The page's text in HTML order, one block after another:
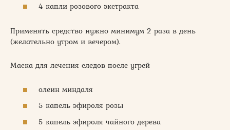
4 капли розового экстракта
Применять средство нужно минимум 2 раза в день
(желательно утром и вечером).
Маска для лечения следов после угрей
олеин миндаля
5 капель эфироля розы
5 капель эфироля чайного дерева